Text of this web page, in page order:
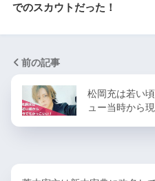
でのスカウトだった！
前の記事
松岡充は若い
ュー当時から